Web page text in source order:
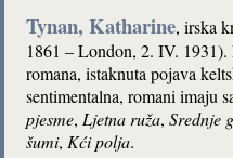
Tynan, Katharine, irska
1861 – London, 2. IV.
romana, istaknuta pojava
sentimentalna, romani imaju
pjesme, Ljetna ruža,Srednje
šumi, Kći polja.